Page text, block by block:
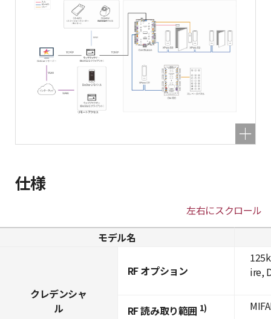
仕様
左右にスクロール
モデル名
クレデンシャ
ル
RF オプション
RF 読み取り範囲 1)
ire,